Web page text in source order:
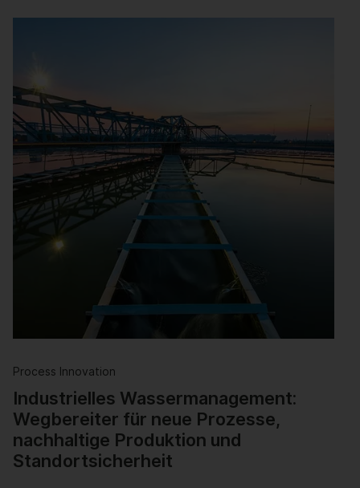
Process Innovation
Industrielles Wassermanagement:
Wegbereiter für neue Prozesse,
nachhaltige Produktion und
Standortsicherheit